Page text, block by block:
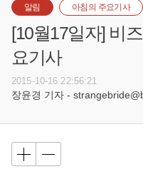
알림 아침의 주요기사
[10월17일자] 비
요기사
2015-10-16 22:56:21
장윤경 기자 -